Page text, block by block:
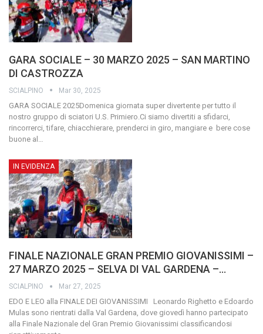
GARA SOCIALE – 30 MARZO 2025 – SAN MARTINO
DI CASTROZZA
SCIALPINO Mar 30, 2025
GARA SOCIALE 2025Domenica giornata super divertente per tutto il
nostro gruppo di sciatori U.S. Primiero.Ci siamo divertiti a sfidarci,
rincorrerci, tifare, chiacchierare, prenderci in giro, mangiare e bere cose
buone al
IN EVIDENZA
FINALE NAZIONALE GRAN PREMIO GIOVANISSIMI –
27 MARZO 2025 – SELVA DI VAL GARDENA –…
SCIALPINO Mar 27, 2025
EDO E LEO alla FINALE DEI GIOVANISSIMI Leonardo Righetto e Edoardo
Mulas sono rientrati dalla Val Gardena, dove giovedì hanno partecipato
alla Finale Nazionale del Gran Premio Giovanissimi classificandosi